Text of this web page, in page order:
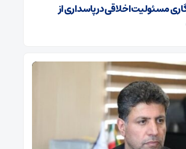
مسئولیت اخلاقی در پاسداری از